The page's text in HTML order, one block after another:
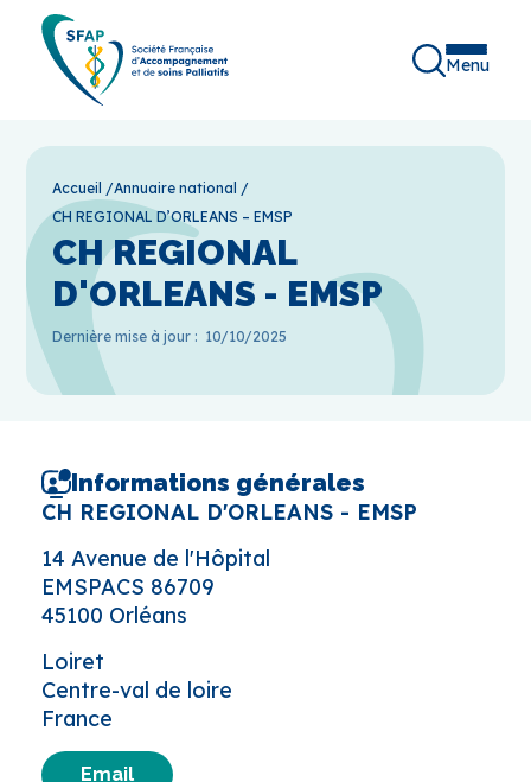
Menu
Accueil /Annuaire national /
CH REGIONAL D’ORLEANS – EMSP
CH REGIONAL
D'ORLEANS - EMSP
Dernière mise à jour : 10/10/2025
Informations générales
CH REGIONAL D'ORLEANS - EMSP
14 Avenue de l'Hôpital
EMSPACS 86709
45100 Orléans
Loiret
Centre-val de loire
France
Email